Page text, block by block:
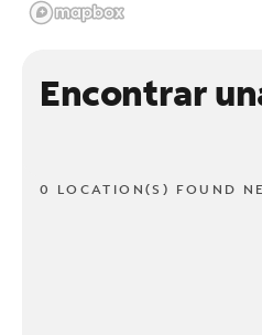
Encontrar
0 LOCATION(S) FOUND